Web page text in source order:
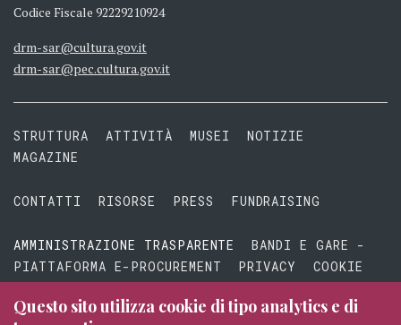
Codice Fiscale 92229210924
drm-sar@cultura.gov.it
drm-sar@pec.cultura.gov.it
STRUTTURA ATTIVITÀ MUSEI
NOTIZIE
MAGAZINE
CONTATTI RISORSE PRESS FUNDRAISING
AMMINISTRAZIONE TRASPARENTE
BANDI E GARE -
PIATTAFORMA E-PROCUREMENT
PRIVACY
COOKIE
Questo sito utilizza cookie di tipo analytics e di